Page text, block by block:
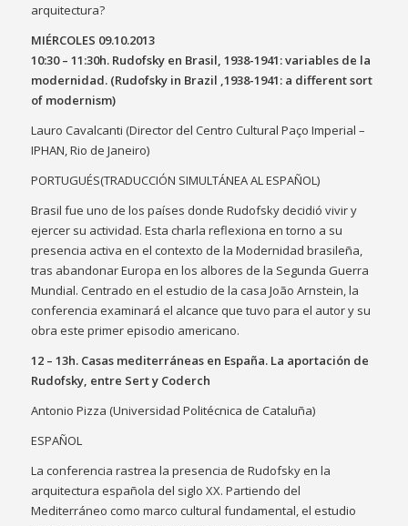
arquitectura?
MIÉRCOLES 09.10.2013
10:30 – 11:30h. Rudofsky en Brasil, 1938-1941: variables de la
modernidad. (Rudofsky in Brazil ,1938-1941: a different sort
of modernism)
Lauro Cavalcanti (Director del Centro Cultural Paço Imperial –
IPHAN, Rio de Janeiro)
PORTUGUÉS(TRADUCCIÓN SIMULTÁNEA AL ESPAÑOL)
Brasil fue uno de los países donde Rudofsky decidió vivir y
ejercer su actividad. Esta charla reflexiona en torno a su
presencia activa en el contexto de la Modernidad brasileña,
tras abandonar Europa en los albores de la Segunda Guerra
Mundial. Centrado en el estudio de la casa João Arnstein, la
conferencia examinará el alcance que tuvo para el autor y su
obra este primer episodio americano.
12 – 13h. Casas mediterráneas en España. La aportación de
Rudofsky, entre Sert y Coderch
Antonio Pizza (Universidad Politécnica de Cataluña)
ESPAÑOL
La conferencia rastrea la presencia de Rudofsky en la
arquitectura española del siglo XX. Partiendo del
Mediterráneo como marco cultural fundamental, el estudio